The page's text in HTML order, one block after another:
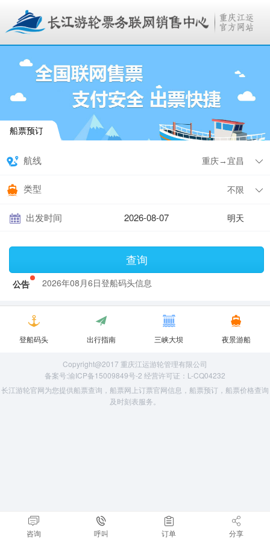
船票预订
航线
类型
出发时间 明天
查询
公告
2026年08月6日登船码头信息
登船码头 出行指南 三峡大坝 夜景游船
Copyright@2017 重庆江运游轮管理有限公司
备案号:渝ICP备15009849号-2 经营许可证：L-CQ04232
长江游轮官网为您提供船票查询，船票网上订票官网信息，船票预订，船票价格查询
及时刻表服务。
咨询 呼叫 订单 分享